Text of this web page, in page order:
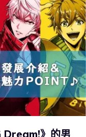
Dream!》的男